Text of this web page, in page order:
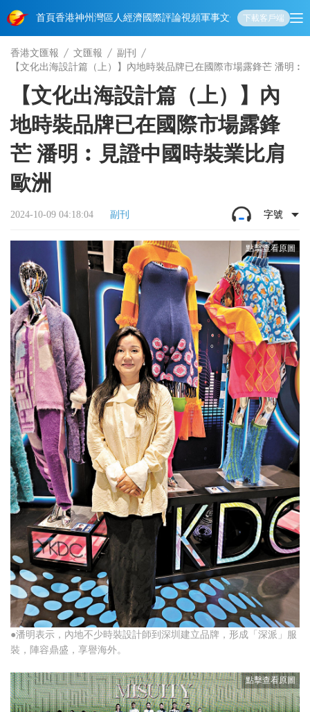
首頁香港神州 灣區人經濟國際評論視頻軍事文化 娛樂生活教育體
下載客戶端
香港文匯報 文匯報
副刊
【文化出海設計篇（上）】內地時裝品牌已在國際市場露鋒芒 潘明︰
【文化出海設計篇（上）】內
地時裝品牌已在國際市場露鋒
芒 潘明︰見證中國時裝業比肩
歐洲
2024-10-09 04:18:04 副刊 字號
●潘明表示，內地不少時裝設計師到深圳建立品牌，形成「深派」服
裝，陣容鼎盛，享譽海外。